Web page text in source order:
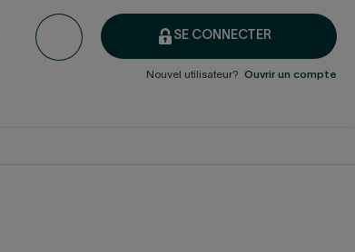
SE CONNECTER
Nouvel utilisateur? Ouvrir un compte